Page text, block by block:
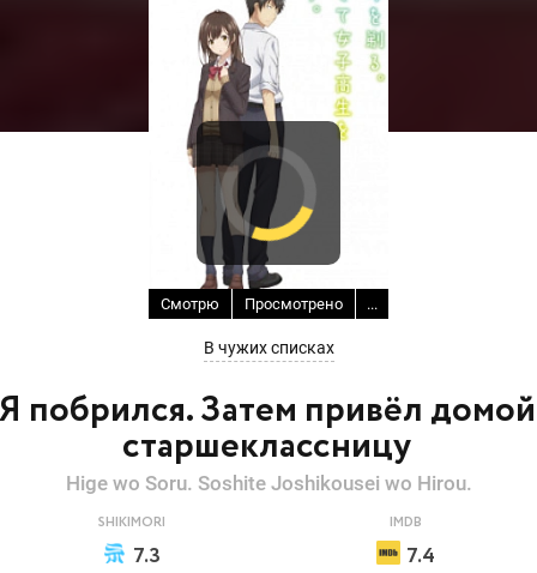
побрился. Затем привёл домой
старшеклассницу
Смотрю Просмотрено ...
В чужих списках
Hige wo Soru. Soshite Joshikousei wo Hirou.
SHIKIMORI
7.3
IMDB
7.4